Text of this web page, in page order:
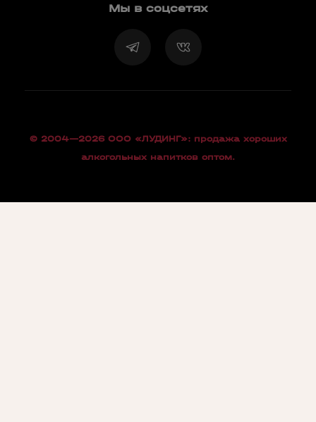
Мы в соцсетях
© 2004—2026 OOO «ЛУДИНГ»: продажа хороших
алкогольных напитков оптом.